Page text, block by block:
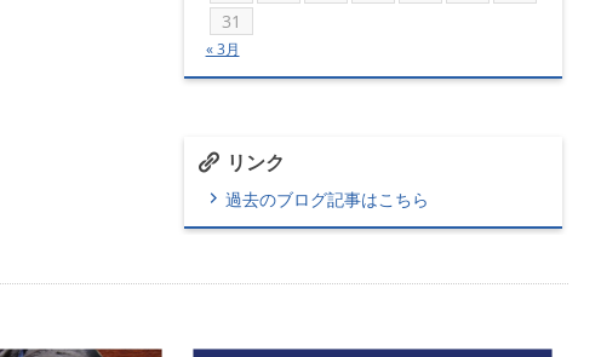
31
« 3月
リンク
過去のブログ記事はこちら